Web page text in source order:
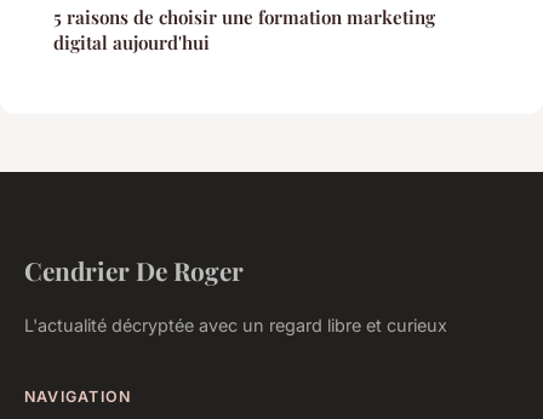
5 raisons de choisir une formation marketing
digital aujourd'hui
Cendrier De Roger
L'actualité décryptée avec un regard libre et curieux
NAVIGATION